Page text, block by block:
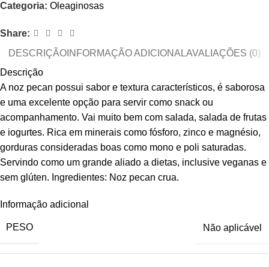
Categoria: Oleaginosas
Share:
DESCRIÇÃO INFORMAÇÃO ADICIONALAVALIAÇÕES (0)
Descrição
A noz pecan possui sabor e textura característicos, é saborosa
e uma excelente opção para servir como snack ou
acompanhamento. Vai muito bem com salada, salada de frutas
e iogurtes. Rica em minerais como fósforo, zinco e magnésio,
gorduras consideradas boas como mono e poli saturadas.
Servindo como um grande aliado a dietas, inclusive veganas e
sem glúten. Ingredientes: Noz pecan crua.
Informação adicional
PESO Não aplicável